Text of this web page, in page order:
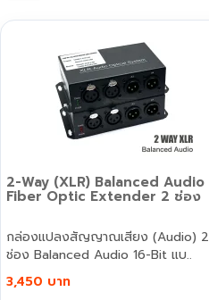
2-Way (XLR) Balanced Audio
Fiber Optic Extender 2 ช่อง
กล่องแปลงสัญญาณเสียง (Audio) 2
ช่อง Balanced Audio 16-Bit แบ..
3,450 บาท